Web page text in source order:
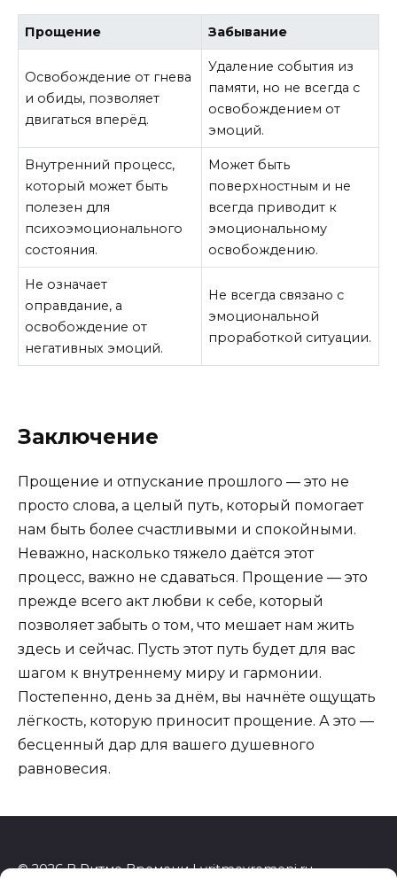
Прощение Забывание
Освобождение от гнева
и обиды, позволяет
двигаться вперёд.
Удаление события из
памяти, но не всегда с
освобождением от
эмоций.
Внутренний процесс,
который может быть
полезен для
психоэмоционального
состояния.
Может быть
поверхностным и не
всегда приводит к
эмоциональному
освобождению.
Не означает
оправдание, а
освобождение от
негативных эмоций.
Не всегда связано с
эмоциональной
проработкой ситуации.
Заключение
Прощение и отпускание прошлого — это не
просто слова, а целый путь, который помогает
нам быть более счастливыми и спокойными.
Неважно, насколько тяжело даётся этот
процесс, важно не сдаваться. Прощение — это
прежде всего акт любви к себе, который
позволяет забыть о том, что мешает нам жить
здесь и сейчас. Пусть этот путь будет для вас
шагом к внутреннему миру и гармонии.
Постепенно, день за днём, вы начнёте ощущать
лёгкость, которую приносит прощение. А это —
бесценный дар для вашего душевного
равновесия.
© 2026 В Ритме Времени | vritmevremeni.ru